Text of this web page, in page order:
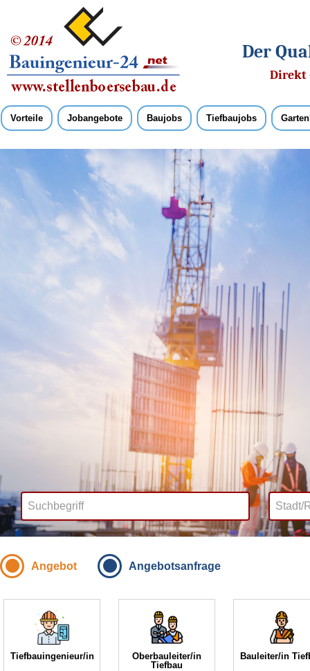
Der
Direkt
Vorteile Jobangebote Baujobs Tiefbaujobs
Angebot Angebotsanfrage
Tiefbauingenieur/in
Oberbauleiter/in
Tiefbau
Bauleiter/in